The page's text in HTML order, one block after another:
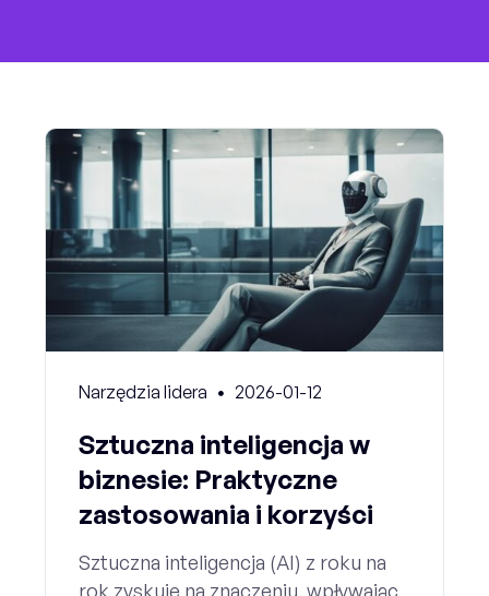
Narzędzia lidera 2026-01-12
Sztuczna inteligencja w
biznesie: Praktyczne
zastosowania i korzyści
Sztuczna inteligencja (AI) z roku na
rok zyskuje na znaczeniu, wpływając